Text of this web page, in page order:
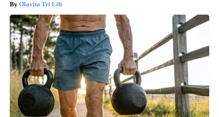
Olavita Tri Lift